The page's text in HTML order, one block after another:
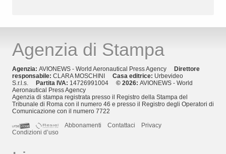
Agenzia di Stampa
Agenzia: AVIONEWS - World Aeronautical Press Agency
Direttore
responsabile: CLARA MOSCHINI Casa editrice: Urbevideo
S.r.l.s.
Partita IVA: 14726991004 © 2026: AVIONEWS - World
Aeronautical Press Agency
Agenzia di stampa registrata presso il Registro della Stampa del
Tribunale di Roma con il numero 46 e presso il Registro degli Operatori di
Comunicazione con il numero 7722
Abbonamenti
Contattaci
Privacy
Condizioni d’uso